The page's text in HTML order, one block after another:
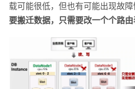
载可能很低，但也有可能出现故
要搬迁数据，只需要改一个个路由